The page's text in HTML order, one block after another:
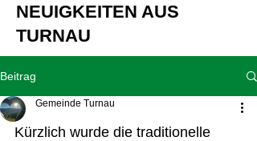
NEUIGKEITEN AUS
TURNAU
Beitrag
Gemeinde Turnau
Kürzlich wurde die traditionelle